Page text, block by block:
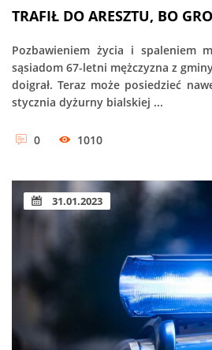
TRAFIŁ DO ARESZTU, BO
Pozbawieniem życia i spaleniem
sąsiadom 67-letni mężczyzna z
doigrał. Teraz może posiedzieć
stycznia dyżurny bialskiej ...
0 1010
31.01.2023